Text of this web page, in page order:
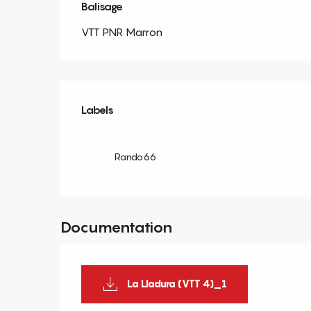
Balisage
VTT PNR Marron
Offres de
Labels
Labels
Rando66
Documentation
La Lladura (VTT 4)_1